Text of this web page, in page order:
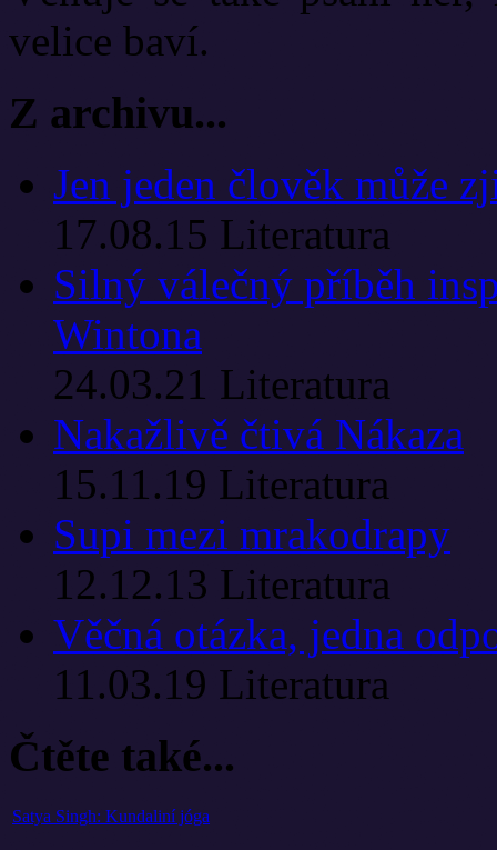
velice baví.
Z archivu...
Jen jeden člověk může
17.08.15 Literatura
Silný válečný příběh
Wintona
24.03.21 Literatura
Nakažlivě čtivá Nákaza
15.11.19 Literatura
Supi mezi mrakodrapy
12.12.13 Literatura
Věčná otázka, jedna
11.03.19 Literatura
Čtěte také...
Satya Singh: Kundaliní jóga